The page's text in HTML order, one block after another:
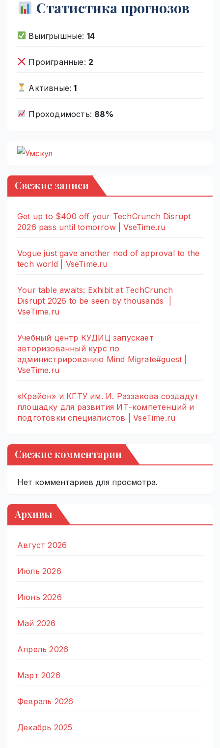
Статистика прогнозов
Выигрышные: 14
Проигранные: 2
Активные:1
Проходимость: 88%
Свежие записи
Get up to $400 off your TechCrunch Disrupt
2026 pass until tomorrow | VseTime.ru
Vogue just gave another nod of approval to the
tech world | VseTime.ru
Your table awaits: Exhibit at TechCrunch
Disrupt 2026 to be seen by thousands |
VseTime.ru
Учебный центр КУДИЦ запускает
авторизованный курс по
администрированию Mind Migrate#guest |
VseTime.ru
«Крайон» и КГТУ им. И. Раззакова создадут
площадку для развития ИТ-компетенций и
подготовки специалистов | VseTime.ru
Свежие комментарии
Нет комментариев для просмотра.
Архивы
Август 2026
Июль 2026
Июнь 2026
Май 2026
Апрель 2026
Март 2026
Февраль 2026
Декабрь 2025